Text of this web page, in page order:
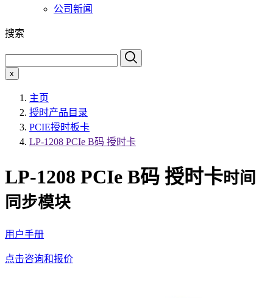
公司新闻
搜索
x
主页
授时产品目录
PCIE授时板卡
LP-1208 PCIe B码 授时卡
LP-1208 PCIe B码 授时卡时间
同步模块
用户手册
点击咨询和报价